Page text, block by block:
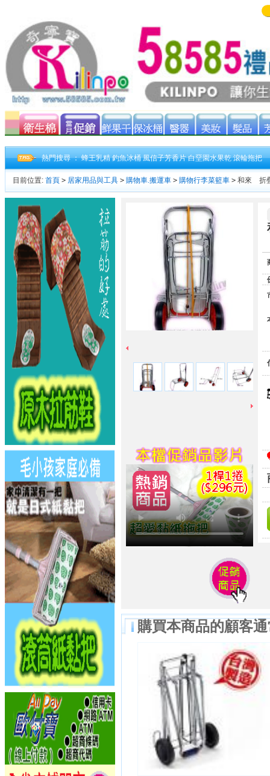
熱門搜尋 ：蜂王乳精 釣魚冰桶 風信子芳香片 白堊園水果乾 滾輪拖把
目前位置: 首頁 > 居家用品與工具 > 購物車.搬運車 > 購物行李菜籃車 > 和來 折
購買本商品的顧客